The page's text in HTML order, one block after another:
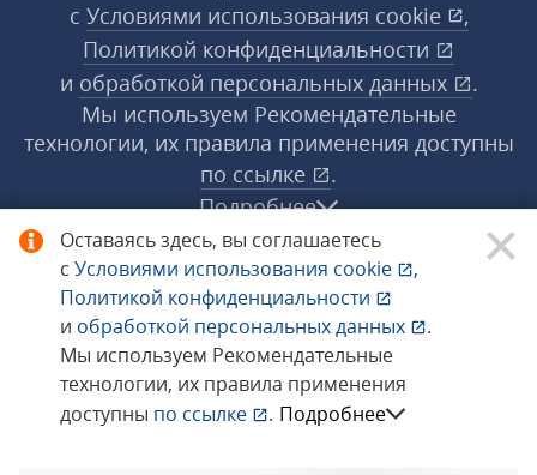
Оставаясь здесь, вы соглашаетесь
с Условиями использования cookie
,
Политикой конфиденциальности
и обработкой персональных данных
.
Мы используем Рекомендательные
технологии, их правила применения
доступны по ссылке . Подробнее
с Условиями использования cookie
,
Политикой конфиденциальности
и обработкой персональных данных
.
Мы используем Рекомендательные
технологии, их правила применения доступны
по ссылке
.
Подробнее
© 1998−2026 «1С‑Рарус» ®. Все права
защищены.
Сообщить об ошибке